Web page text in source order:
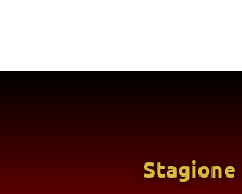
Stagione